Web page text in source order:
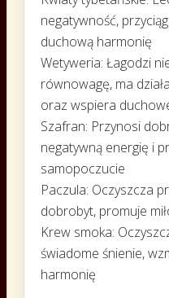
negatywność,
duchową harmonię
Wetyweria: Łagodzi
równowagę, ma
oraz wspiera
Szafran: Przynosi
negatywną energię i
samopoczucie
Paczula: Oczyszcza
dobrobyt, promuje
Krew smoka:
świadome śnienie,
harmonię